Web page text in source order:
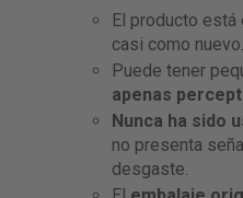
El producto está
casi como nuevo.
Puede tener
apenas
Nunca ha sido
no presenta
desgaste.